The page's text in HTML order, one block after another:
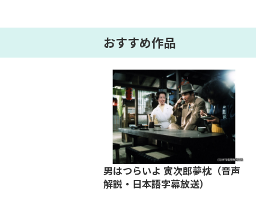
おすすめ作品
男はつらいよ 寅次郎夢枕（音声
解説・日本語字幕放送）